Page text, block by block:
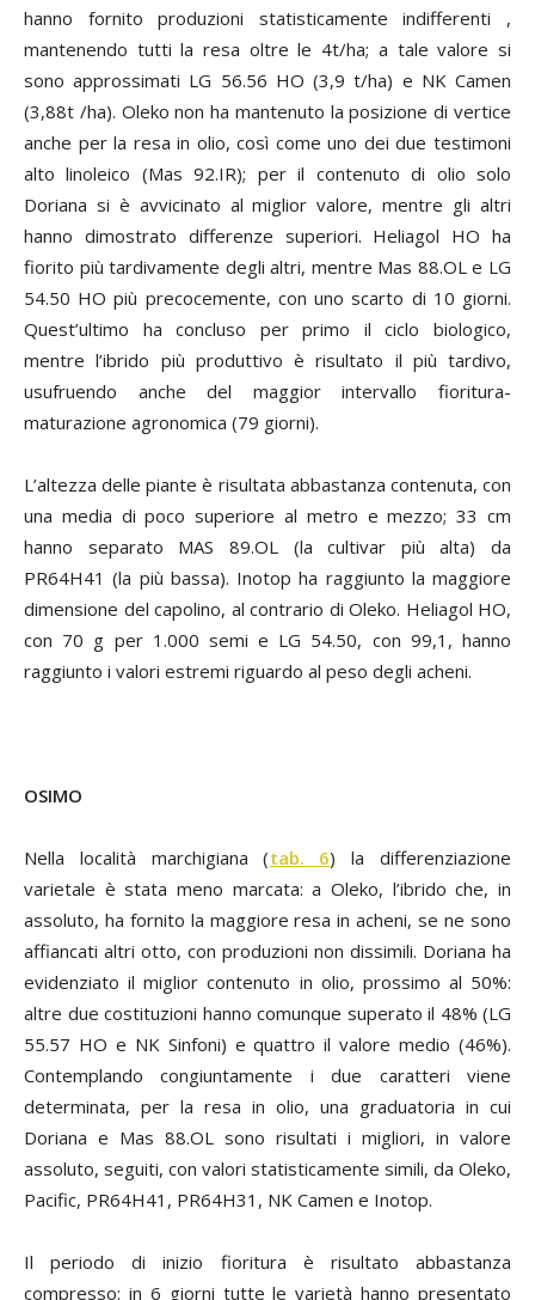
hanno fornito produzioni statisticamente indifferenti ,
mantenendo tutti la resa oltre le 4t/ha; a tale valore si
sono approssimati LG 56.56 HO (3,9 t/ha) e NK Camen
(3,88t /ha). Oleko non ha mantenuto la posizione di vertice
anche per la resa in olio, così come uno dei due testimoni
alto linoleico (Mas 92.IR); per il contenuto di olio solo
Doriana si è avvicinato al miglior valore, mentre gli altri
hanno dimostrato differenze superiori. Heliagol HO ha
fiorito più tardivamente degli altri, mentre Mas 88.OL e LG
54.50 HO più precocemente, con uno scarto di 10 giorni.
Quest’ultimo ha concluso per primo il ciclo biologico,
mentre l’ibrido più produttivo è risultato il più tardivo,
usufruendo anche del maggior intervallo fioritura-
maturazione agronomica (79 giorni).
L’altezza delle piante è risultata abbastanza contenuta, con
una media di poco superiore al metro e mezzo; 33 cm
hanno separato MAS 89.OL (la cultivar più alta) da
PR64H41 (la più bassa). Inotop ha raggiunto la maggiore
dimensione del capolino, al contrario di Oleko. Heliagol HO,
con 70 g per 1.000 semi e LG 54.50, con 99,1, hanno
raggiunto i valori estremi riguardo al peso degli acheni.
OSIMO
Nella località marchigiana (tab. 6) la differenziazione
varietale è stata meno marcata: a Oleko, l’ibrido che, in
assoluto, ha fornito la maggiore resa in acheni, se ne sono
affiancati altri otto, con produzioni non dissimili. Doriana ha
evidenziato il miglior contenuto in olio, prossimo al 50%:
altre due costituzioni hanno comunque superato il 48% (LG
55.57 HO e NK Sinfoni) e quattro il valore medio (46%).
Contemplando congiuntamente i due caratteri viene
determinata, per la resa in olio, una graduatoria in cui
Doriana e Mas 88.OL sono risultati i migliori, in valore
assoluto, seguiti, con valori statisticamente simili, da Oleko,
Pacific, PR64H41, PR64H31, NK Camen e Inotop.
Il periodo di inizio fioritura è risultato abbastanza
compresso: in 6 giorni tutte le varietà hanno presentato